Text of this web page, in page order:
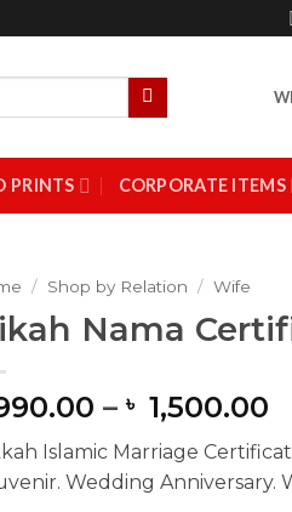
PRINTS CORPORATE ITEMS
/ Shop by Relation / Wife
Nama
– ৳ 1,500.00
Islamic Marriage
Wedding Anniversary.